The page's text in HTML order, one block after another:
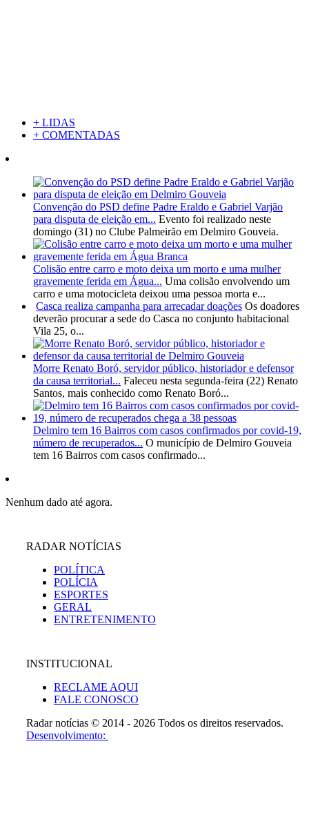
+ LIDAS
+ COMENTADAS
Convenção do PSD define Padre Eraldo e Gabriel Varjão
para disputa de eleição em... Evento foi realizado neste
domingo (31) no Clube Palmeirão em Delmiro Gouveia.
Colisão entre carro e moto deixa um morto e uma mulher
gravemente ferida em Água... Uma colisão envolvendo um
carro e uma motocicleta deixou uma pessoa morta e...
Casca realiza campanha para arrecadar doações Os doadores
deverão procurar a sede do Casca no conjunto habitacional
Vila 25, o...
Morre Renato Boró, servidor público, historiador e defensor
da causa territorial... Faleceu nesta segunda-feira (22) Renato
Santos, mais conhecido como Renato Boró...
Delmiro tem 16 Bairros com casos confirmados por covid-19,
número de recuperados... O município de Delmiro Gouveia
tem 16 Bairros com casos confirmado...
Nenhum dado até agora.
RADAR NOTÍCIAS
POLÍTICA
POLÍCIA
ESPORTES
GERAL
ENTRETENIMENTO
INSTITUCIONAL
RECLAME AQUI
FALE CONOSCO
Radar notícias © 2014 - 2026 Todos os direitos reservados.
Desenvolvimento: